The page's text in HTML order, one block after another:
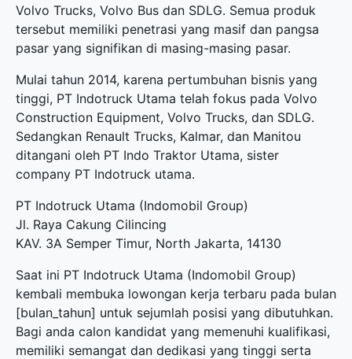
Volvo Trucks, Volvo Bus dan SDLG. Semua produk
tersebut memiliki penetrasi yang masif dan pangsa
pasar yang signifikan di masing-masing pasar.
Mulai tahun 2014, karena pertumbuhan bisnis yang
tinggi, PT Indotruck Utama telah fokus pada Volvo
Construction Equipment, Volvo Trucks, dan SDLG.
Sedangkan Renault Trucks, Kalmar, dan Manitou
ditangani oleh PT Indo Traktor Utama, sister
company PT Indotruck utama.
PT Indotruck Utama (Indomobil Group)
Jl. Raya Cakung Cilincing
KAV. 3A Semper Timur, North Jakarta, 14130
Saat ini PT Indotruck Utama (Indomobil Group)
kembali membuka lowongan kerja terbaru pada bulan
[bulan_tahun] untuk sejumlah posisi yang dibutuhkan.
Bagi anda calon kandidat yang memenuhi kualifikasi,
memiliki semangat dan dedikasi yang tinggi serta